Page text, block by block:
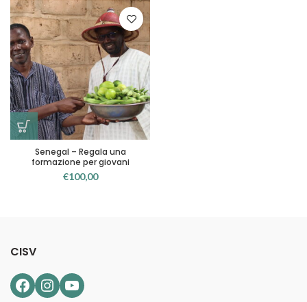
Senegal – Regala una
formazione per giovani
€100,00
CISV
Facebook
Instagram
YouTube